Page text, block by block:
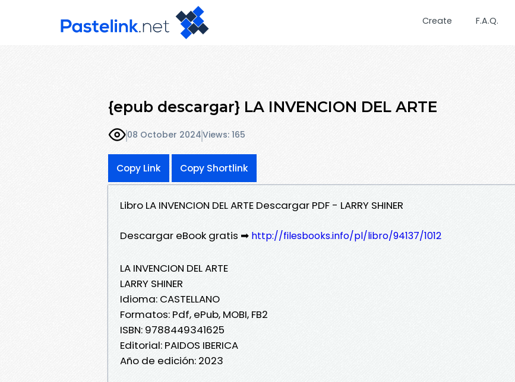
Create F.A.Q.
{epub descargar} LA INVENCION DEL ARTE
08 October 2024Views: 165
Copy Link Copy Shortlink
Libro LA INVENCION DEL ARTE Descargar PDF - LARRY SHINER
Descargar eBook gratis ➡ http://filesbooks.info/pl/libro/94137/1012
LA INVENCION DEL ARTE
LARRY SHINER
Idioma: CASTELLANO
Formatos: Pdf, ePub, MOBI, FB2
ISBN: 9788449341625
Editorial: PAIDOS IBERICA
Año de edición: 2023